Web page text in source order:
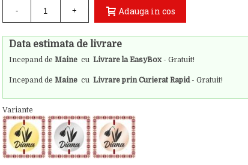
- + Adauga in cos
Data estimata de livrare
Incepand de Mainecu Livrare la EasyBox - Gratuit!
Incepand de Mainecu Livrare prin Curierat Rapid - Gratuit!
Variante